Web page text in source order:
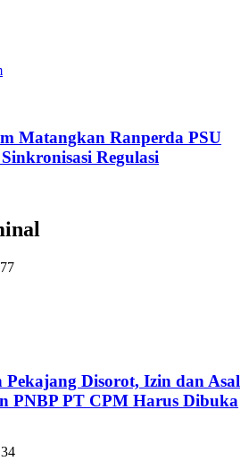
Matangkan Ranperda PSU
Regulasi
Disorot, Izin dan Asal
PNBP PT CPM Harus Dibuka